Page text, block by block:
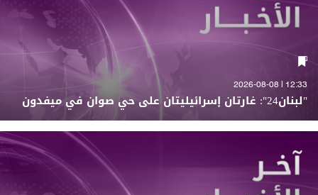
12:33 | 2026-08-08
"لبنان24": غارتان إسرائيليتان على حي صوان في ميفدون